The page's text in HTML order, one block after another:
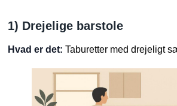
1) Drejelige barstole
Hvad er det: Taburetter med drejeligt